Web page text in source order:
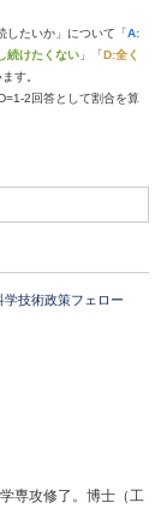
したいか」について「A:
続けたくない 」「D:全く
す。
2回答として割合を算
技術政策フェロー
専攻修了。博士（工